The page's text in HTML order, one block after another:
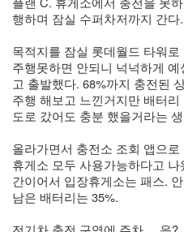
행하며 잠실 수퍼차저까지 간다.
목적지를 잠실 롯데월드 타워
주행못하면 안되니 넉넉하게
고 출발했다. 68%까지 충전된
주행 해보고 느낀거지만 배터
도로 갔어도 충분 했을거라는
올라가면서 충전소 조회 앱으
휴게소 모두 사용가능하다고
간이어서 입장휴게소는 패스.
남은 배터리는 35%.